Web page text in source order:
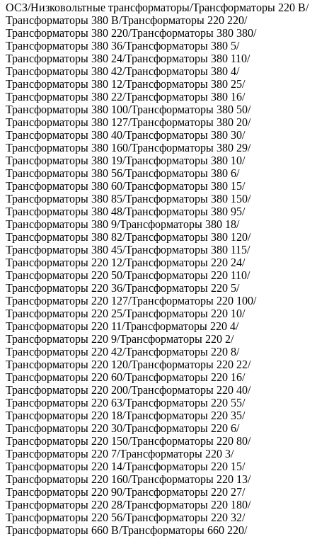
ОСЗ/Низковольтные трансформаторы/Трансформаторы 220 В/
Трансформаторы 380 В/Трансформаторы 220 220/
Трансформаторы 380 220/Трансформаторы 380 380/
Трансформаторы 380 36/Трансформаторы 380 5/
Трансформаторы 380 24/Трансформаторы 380 110/
Трансформаторы 380 42/Трансформаторы 380 4/
Трансформаторы 380 12/Трансформаторы 380 25/
Трансформаторы 380 22/Трансформаторы 380 16/
Трансформаторы 380 100/Трансформаторы 380 50/
Трансформаторы 380 127/Трансформаторы 380 20/
Трансформаторы 380 40/Трансформаторы 380 30/
Трансформаторы 380 160/Трансформаторы 380 29/
Трансформаторы 380 19/Трансформаторы 380 10/
Трансформаторы 380 56/Трансформаторы 380 6/
Трансформаторы 380 60/Трансформаторы 380 15/
Трансформаторы 380 85/Трансформаторы 380 150/
Трансформаторы 380 48/Трансформаторы 380 95/
Трансформаторы 380 9/Трансформаторы 380 18/
Трансформаторы 380 82/Трансформаторы 380 120/
Трансформаторы 380 45/Трансформаторы 380 115/
Трансформаторы 220 12/Трансформаторы 220 24/
Трансформаторы 220 50/Трансформаторы 220 110/
Трансформаторы 220 36/Трансформаторы 220 5/
Трансформаторы 220 127/Трансформаторы 220 100/
Трансформаторы 220 25/Трансформаторы 220 10/
Трансформаторы 220 11/Трансформаторы 220 4/
Трансформаторы 220 9/Трансформаторы 220 2/
Трансформаторы 220 42/Трансформаторы 220 8/
Трансформаторы 220 120/Трансформаторы 220 22/
Трансформаторы 220 60/Трансформаторы 220 16/
Трансформаторы 220 200/Трансформаторы 220 40/
Трансформаторы 220 63/Трансформаторы 220 55/
Трансформаторы 220 18/Трансформаторы 220 35/
Трансформаторы 220 30/Трансформаторы 220 6/
Трансформаторы 220 150/Трансформаторы 220 80/
Трансформаторы 220 7/Трансформаторы 220 3/
Трансформаторы 220 14/Трансформаторы 220 15/
Трансформаторы 220 160/Трансформаторы 220 13/
Трансформаторы 220 90/Трансформаторы 220 27/
Трансформаторы 220 28/Трансформаторы 220 180/
Трансформаторы 220 56/Трансформаторы 220 32/
Трансформаторы 660 В/Трансформаторы 660 220/